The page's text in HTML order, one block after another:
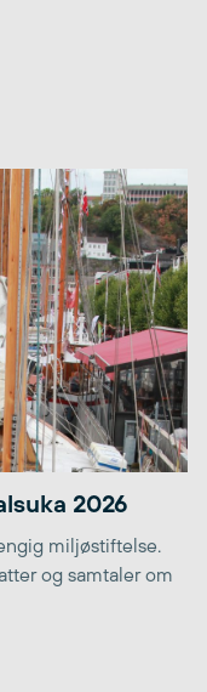
2026
miljøstiftelse.
og samtaler om